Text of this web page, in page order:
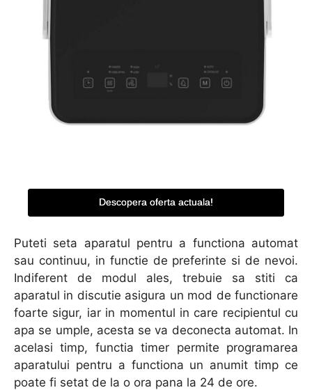
Descopera oferta actuala!
Puteti seta aparatul pentru a functiona automat
sau continuu, in functie de preferinte si de nevoi.
Indiferent de modul ales, trebuie sa stiti ca
aparatul in discutie asigura un mod de functionare
foarte sigur, iar in momentul in care recipientul cu
apa se umple, acesta se va deconecta automat. In
acelasi timp, functia timer permite programarea
aparatului pentru a functiona un anumit timp ce
poate fi setat de la o ora pana la 24 de ore.